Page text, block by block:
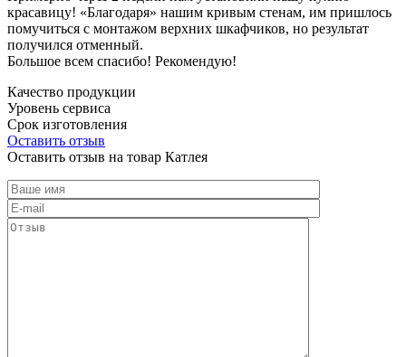
красавицу! «Благодаря» нашим кривым стенам, им пришлось
помучиться с монтажом верхних шкафчиков, но результат
получился отменный.
Большое всем спасибо! Рекомендую!
Качество продукции
Уровень сервиса
Срок изготовления
Оставить отзыв
Оставить отзыв на товар Катлея